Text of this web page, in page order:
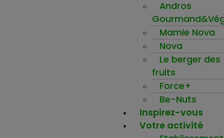
Andros
Mamie Nova
Nova
Le berger des
fruits
Force+
Be-Nuts
Inspirez-vous
Votre activité